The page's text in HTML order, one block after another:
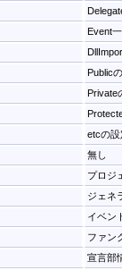
Event
Public
Private
etcの設
無し
プロジ
ジェネ
イベン
ファン
宣言部